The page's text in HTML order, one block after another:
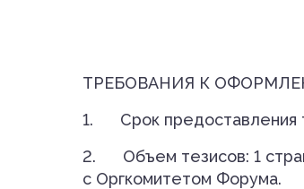
ТРЕБОВАНИЯ К
1. Срок предоставления
2. Объем тезисов: 1
с Оргкомитетом Форума.